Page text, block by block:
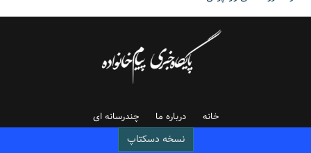
خانه درباره ما چندرسانه ای
نسخه دسکتاپ